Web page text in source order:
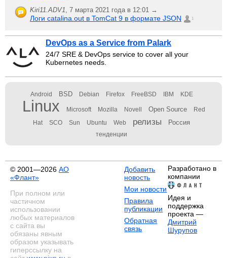
Kiri11.ADV1, 7 марта 2021 года в 12:01 →
Логи catalina.out в TomCat 9 в формате JSON 1
DevOps as a Service from Palark
24/7 SRE & DevOps service to cover all your
Kubernetes needs.
Android BSD Debian Firefox FreeBSD IBM KDE
Linux Microsoft Mozilla Novell Open Source Red
Hat SCO Sun Ubuntu Web релизы Россия
тенденции
© 2001—2026 АО
«Флант»
При полном или
частичном
использовании
любых материалов
с сайта вы
обязаны явным
образом указывать
гиперссылку на
Добавить
новость
Мои новости
Правила
публикации
Обратная
связь
Разработано в
компании
Идея и
поддержка
проекта —
Дмитрий
Шурупов